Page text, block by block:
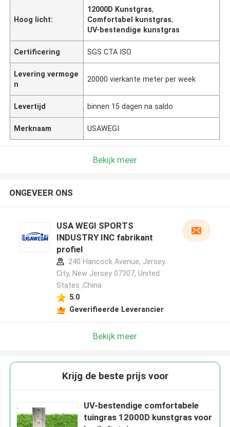
Hoog licht:
12000D Kunstgras,
Comfortabel kunstgras,
UV-bestendige kunstgras
Certificering SGS CTA ISO
Levering vermoge
n
20000 vierkante meter per week
Levertijd binnen 15 dagen na saldo
Merknaam USAWEGI
Bekijk meer
ONGEVEER ONS
USA WEGI SPORTS
INDUSTRY INC fabrikant
profiel
240 Hancock Avenue, Jersey
City, New Jersey 07307, United
States ,China
5.0
Geverifieerde Leverancier
Bekijk meer
Krijg de beste prijs voor
UV-bestendige comfortabele
tuingras 12000D kunstgras voor